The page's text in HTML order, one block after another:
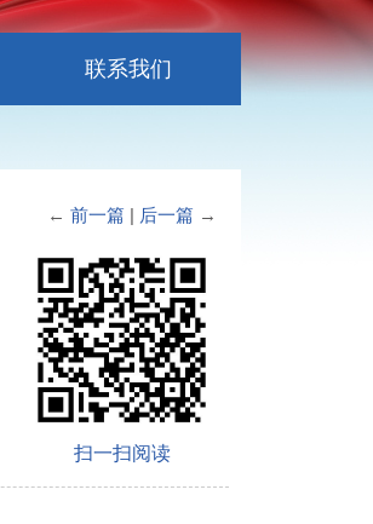
联系我们
← 前一篇 | 后一篇 →
扫一扫阅读